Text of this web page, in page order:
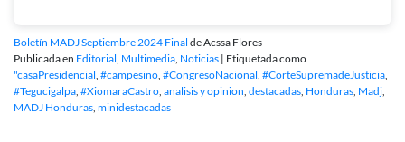
Boletín MADJ Septiembre 2024 Final de Acssa Flores
Publicada en Editorial, Multimedia, Noticias | Etiquetada como
"casaPresidencial, #campesino, #CongresoNacional, #CorteSupremadeJusticia,
#Tegucigalpa, #XiomaraCastro, analisis y opinion, destacadas, Honduras, Madj,
MADJ Honduras, minidestacadas